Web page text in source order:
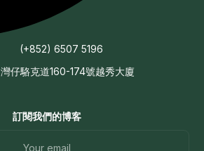
(+852) 6507 5196
灣仔駱克道160-174號越秀大廈
訂閱我們的博客